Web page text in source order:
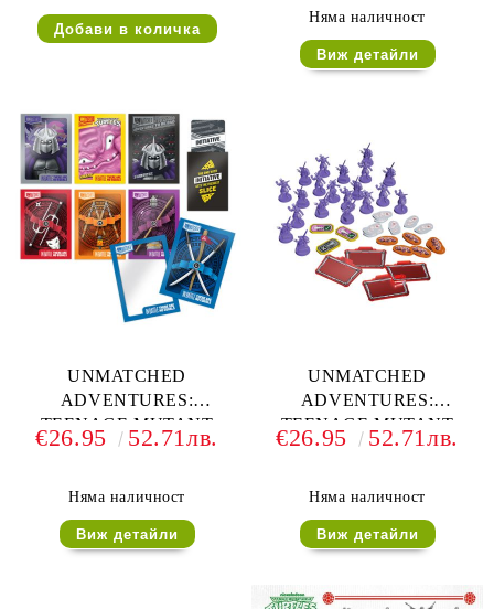
ULTIMATE MINIATURE
PACK + SHREDDER VS
KRANG + DELUXE
Няма наличност
Виж детайли
UNMATCHED
ADVENTURES:
TEENAGE MUTANT
NINJA TURTLES -
SLEEVES
€26.95 52.71лв.
Няма наличност
Виж детайли
UNMATCHED
ADVENTURES:
TEENAGE MUTANT
NINJA TURTLES -
€26.95 52.71лв.
Няма наличност
Виж детайли